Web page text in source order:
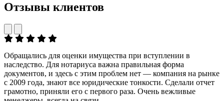
Отзывы клиентов
Обращались для оценки имущества при вступлении в
наследство. Для нотариуса важна правильная форма
документов, и здесь с этим проблем нет — компания на рынке
с 2009 года, знают все юридические тонкости. Сделали отчет
грамотно, приняли его с первого раза. Очень вежливые